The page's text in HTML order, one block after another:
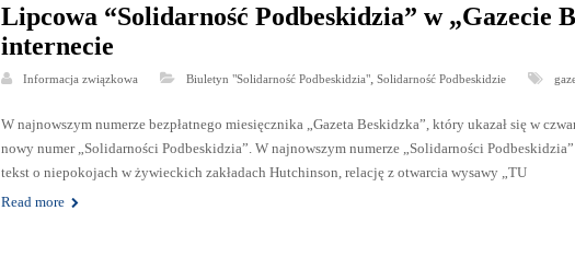
Lipcowa “Solidarność Podbeskidzia” w „Gazecie
internecie
Informacja związkowa Biuletyn "Solidarność Podbeskidzia" ,Solidarność Podbeskidzie
W najnowszym numerze bezpłatnego miesięcznika „Gazeta Beskidzka”, który ukazał się w
nowy numer „Solidarności Podbeskidzia”. W najnowszym numerze „Solidarności
tekst o niepokojach w żywieckich zakładach Hutchinson, relację z otwarcia wysawy „TU
Read more